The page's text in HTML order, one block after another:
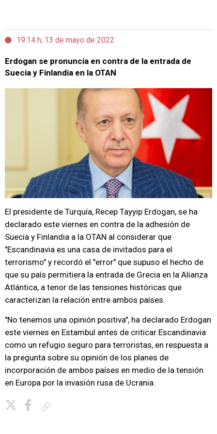
19:14 h, 13 de mayo de 2022
Erdogan se pronuncia en contra de la entrada de
Suecia y Finlandia en la OTAN
El presidente de Turquía, Recep Tayyip Erdogan, se ha
declarado este viernes en contra de la adhesión de
Suecia y Finlandia a la OTAN al considerar que
"Escandinavia es una casa de invitados para el
terrorismo" y recordó el "error" que supuso el hecho de
que su país permitiera la entrada de Grecia en la Alianza
Atlántica, a tenor de las tensiones históricas que
caracterizan la relación entre ambos países.
"No tenemos una opinión positiva", ha declarado Erdogan
este viernes en Estambul antes de criticar Escandinavia
como un refugio seguro para terroristas, en respuesta a
la pregunta sobre su opinión de los planes de
incorporación de ambos países en medio de la tensión
en Europa por la invasión rusa de Ucrania.